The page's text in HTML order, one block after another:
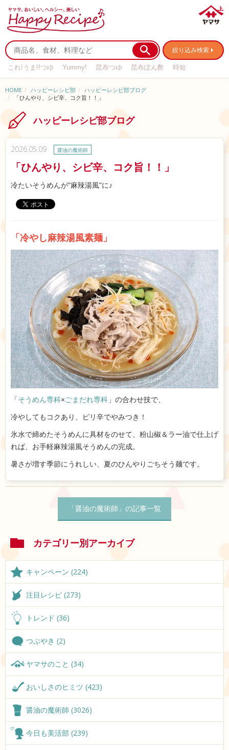
絞り込み検索
これ!うま!!つゆ Yummy! 昆布つゆ 昆布ぽん酢
時短
HOME
ハッピーレシピ部
ハッピーレシピ部ブログ
「ひんやり、シビ辛、コク旨！！」
ハッピーレシピ部ブログ
2026.05.09 醤油の魔術師
「ひんやり、シビ辛、コク旨！！」
冷たいそうめんが“麻辣湯風”に♪
「 冷やし麻辣湯風素麺」
「そうめん専科×ごまだれ専科 」の合わせ技で、
冷やしてもコクあり、ピリ辛でやみつき！
氷水で締めたそうめんに具材をのせて、粉山椒＆ラー油で仕上げ
れば、お手軽麻辣湯風そうめんの完成。
暑さが増す季節にうれしい、夏のひんやりごちそう麺です。
「醤油の魔術師」の記事一覧
カテゴリー別アーカイブ
キャンペーン (224)
注目レシピ (273)
トレンド (36)
つぶやき (2)
ヤマサのこと (34)
おいしさのヒミツ (423)
醤油の魔術師 (3026)
今日も美活部 (239)